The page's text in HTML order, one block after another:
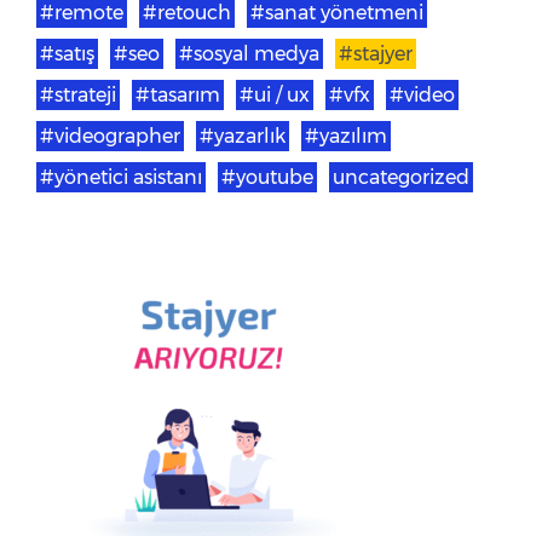
#remote
#retouch
#sanat yönetmeni
#satış
#seo #sosyal medya
#stajyer
#strateji
#tasarım #ui / ux #vfx
#video
#videographer
#yazarlık
#yazılım
#yönetici asistanı
#youtube uncategorized